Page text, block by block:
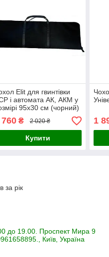
Elit для гвинтівки
і автомата АК, АКМ у
95х30 см (чорний)
760₴ 2 020 ₴
Купити
1
за рік
до 19.00. Проспект Мира 9
Київ, Україна